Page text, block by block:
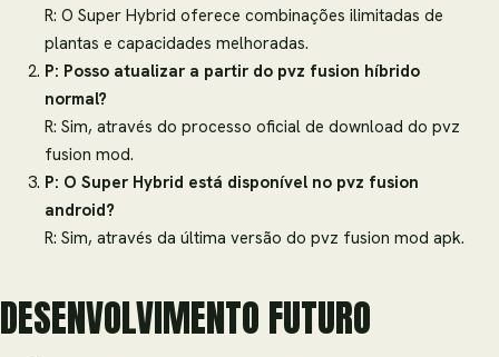
R: O Super Hybrid oferece combinações ilimitadas de
plantas e capacidades melhoradas.
P: Posso atualizar a partir do pvz fusion híbrido
normal?
R: Sim, através do processo oficial de download do pvz
fusion mod.
P: O Super Hybrid está disponível no pvz fusion
android?
R: Sim, através da última versão do pvz fusion mod apk.
DESENVOLVIMENTO FUTURO